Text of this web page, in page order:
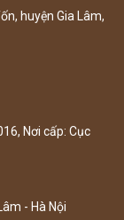
huyện Gia Lâm,
Nơi cấp: Cục
- Hà Nội